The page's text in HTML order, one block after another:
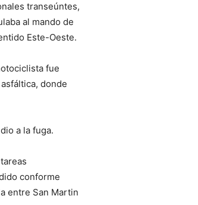
transeúntes,
al mando de
Este-Oeste.
fue
donde
a la fuga.
conforme
entre San Martin